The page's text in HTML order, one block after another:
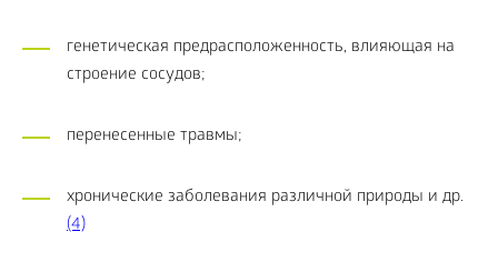
генетическая предрасположенность, влияющая на
строение сосудов;
перенесенные травмы;
хронические заболевания различной природы и др.
(4)